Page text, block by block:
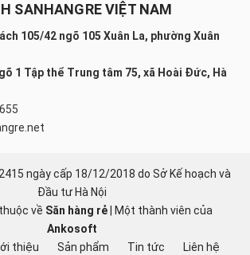
SANHANGRE VIỆT NAM
105/42 ngõ 105 Xuân La, phường Xuân
1 Tập thể Trung tâm 75, xã Hoài Đức, Hà
ngày cấp 18/12/2018 do Sở Kế hoạch và
Đầu tư Hà Nội
về Săn hàng rẻ
Một thành viên của
Ankosoft
thiệu Sản phẩm Tin tức Liên hệ